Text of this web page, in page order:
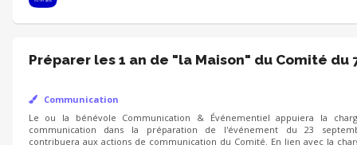
Préparer les 1 an de "la Maison" du Comité du
Communication
Le ou la bénévole Communication & Événementiel appuiera la chargée
préparation de l'événement du 23 septembre et contribuera aux
Comité. En lien avec la chargée de communication, ses missions seront